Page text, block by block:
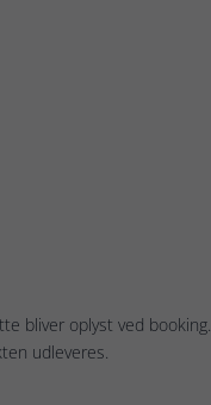
bliver oplyst ved booking.
udleveres.